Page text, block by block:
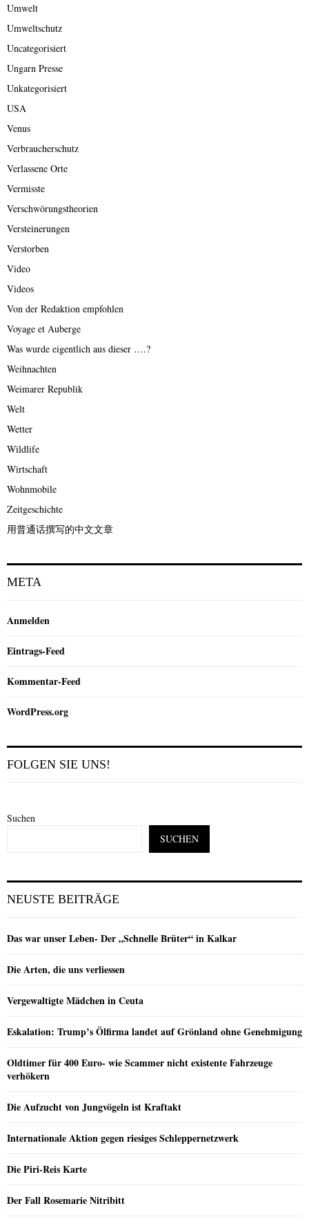
Umwelt
Umweltschutz
Uncategorisiert
Ungarn Presse
Unkategorisiert
USA
Venus
Verbraucherschutz
Verlassene Orte
Vermisste
Verschwörungstheorien
Versteinerungen
Verstorben
Video
Videos
Von der Redaktion empfohlen
Voyage et Auberge
Was wurde eigentlich aus dieser ….?
Weihnachten
Weimarer Republik
Welt
Wetter
Wildlife
Wirtschaft
Wohnmobile
Zeitgeschichte
用普通话撰写的中文文章
META
Anmelden
Eintrags-Feed
Kommentar-Feed
WordPress.org
FOLGEN SIE UNS!
Suchen
SUCHEN
NEUSTE BEITRÄGE
Das war unser Leben- Der „Schnelle Brüter“ in Kalkar
Die Arten, die uns verliessen
Vergewaltigte Mädchen in Ceuta
Eskalation: Trump’s Ölfirma landet auf Grönland ohne Genehmigung
Oldtimer für 400 Euro- wie Scammer nicht existente Fahrzeuge
verhökern
Die Aufzucht von Jungvögeln ist Kraftakt
Internationale Aktion gegen riesiges Schleppernetzwerk
Die Piri-Reis Karte
Der Fall Rosemarie Nitribitt